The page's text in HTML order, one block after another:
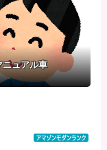
ニュアル車